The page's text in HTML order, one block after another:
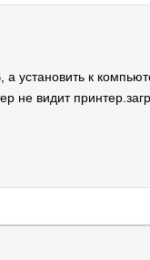
установить к
не видит